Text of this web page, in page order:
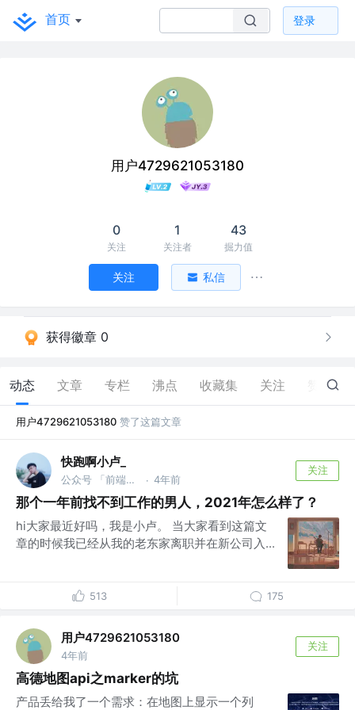
首页 登录
用户4729621053180
0
关注
1
关注者
43
掘力值
关注 私信
获得徽章 0
动态 文章 专栏 沸点 收藏集 关注 1
用户4729621053180 赞了这篇文章
快跑啊小卢_
公众号 「前端快快跑」 @- · 4年前
关注
那个一年前找不到工作的男人，2021年怎么样了？
hi大家最近好吗，我是小卢。 当大家看到这篇文
章的时候我已经从我的老东家离职并在新公司入...
513 175
用户4729621053180
4年前
关注
高德地图api之marker的坑
产品丢给我了一个需求：在地图上显示一个列